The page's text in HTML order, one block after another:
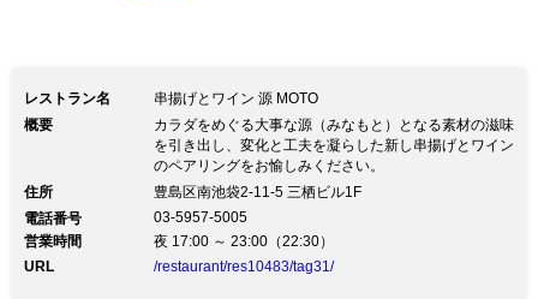
レストラン名
串揚げとワイン 源 MOTO
概要
カラダをめぐる大事な源（みなもと）となる素材の滋味
を引き出し、変化と工夫を凝らした新し串揚げとワイン
のペアリングをお愉しみください。
住所
豊島区南池袋2-11-5 三栖ビル1F
電話番号
03-5957-5005
営業時間
夜 17:00 ～ 23:00（22:30）
URL
/restaurant/res10483/tag31/